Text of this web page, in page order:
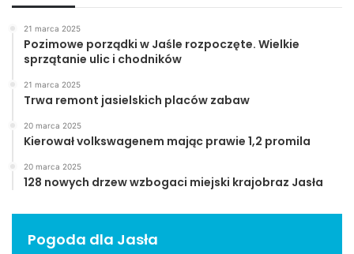
21 marca 2025
Pozimowe porządki w Jaśle rozpoczęte. Wielkie
sprzątanie ulic i chodników
21 marca 2025
Trwa remont jasielskich placów zabaw
20 marca 2025
Kierował volkswagenem mając prawie 1,2 promila
20 marca 2025
128 nowych drzew wzbogaci miejski krajobraz Jasła
Pogoda dla Jasła